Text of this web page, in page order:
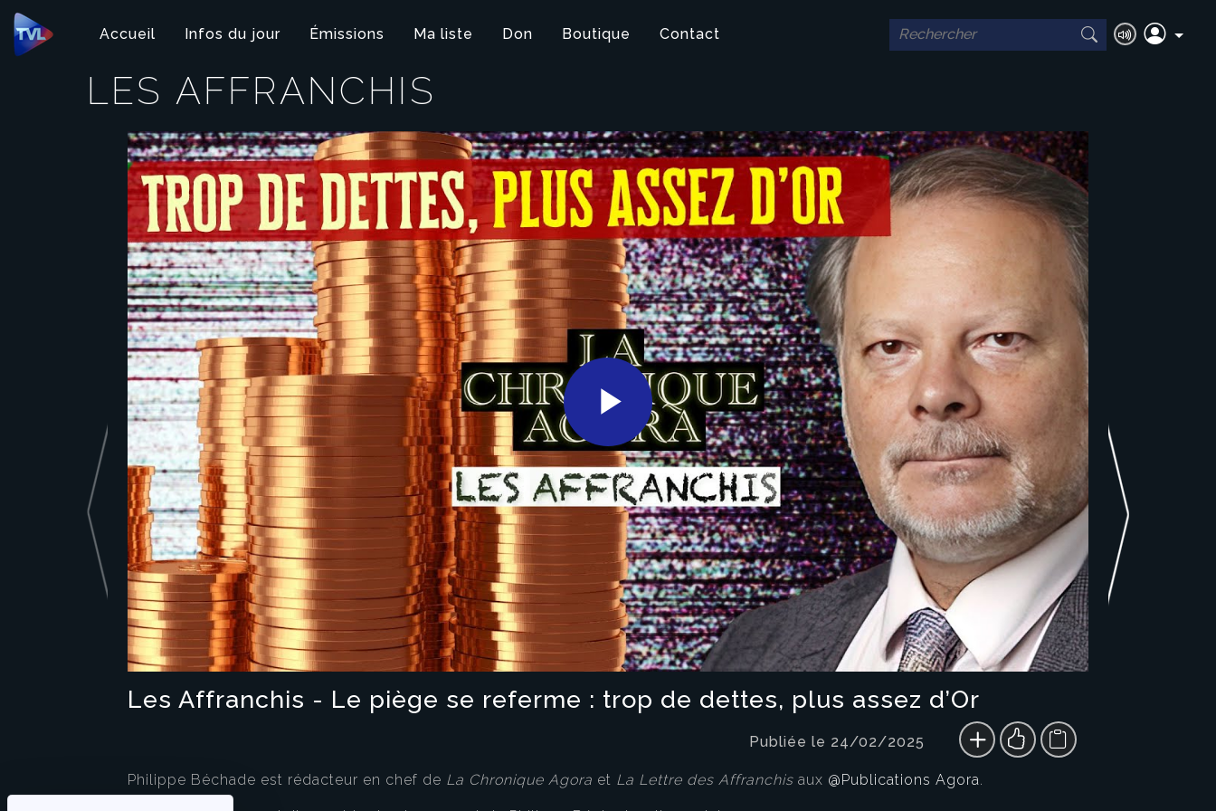
Panneau de gestion des cookies
Accueil Infos du jour Émissions Ma liste Don Boutique Contact
LES AFFRANCHIS
Play
Video
Les Affranchis - Le piège se referme : trop de dettes, plus assez d’Or
Publiée le 24/02/2025
Philippe Béchade est rédacteur en chef de La Chronique Agora et La Lettre des Affranchis aux @Publications Agora.